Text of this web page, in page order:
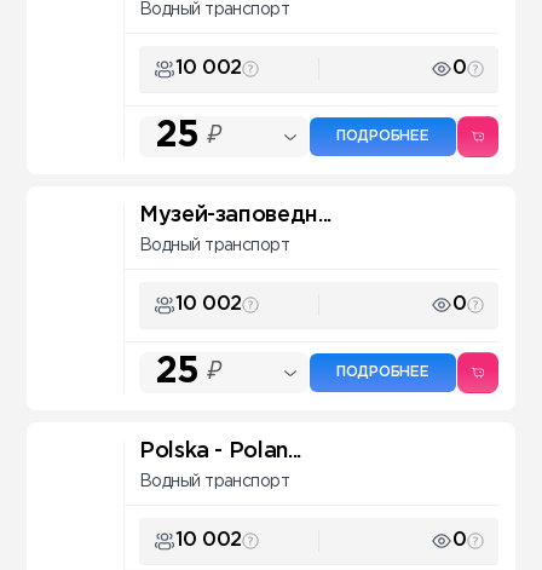
Водный транспорт
10 002 0
25 ₽ ПОДРОБНЕЕ
Музей-заповедн...
Водный транспорт
10 002 0
25 ₽ ПОДРОБНЕЕ
Polska - Polan...
Водный транспорт
10 002 0